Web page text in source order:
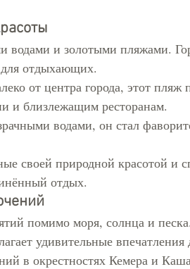
водами и золотыми пляжами.
для отдыхающих.
от центра города, этот пляж
и близлежащим ресторанам.
водами, он стал
своей природной красотой и
отдых.
помимо моря, солнца и песка.
удивительные впечатления
в окрестностях Кемера и